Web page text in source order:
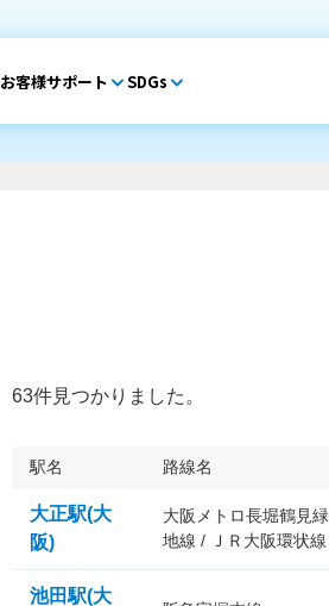
お客様サポート SDGs
63件見つかりました。
駅名 路線名
大正駅(大
阪)
大阪メトロ長堀鶴見緑
地線 / ＪＲ大阪環状線
池田駅(大